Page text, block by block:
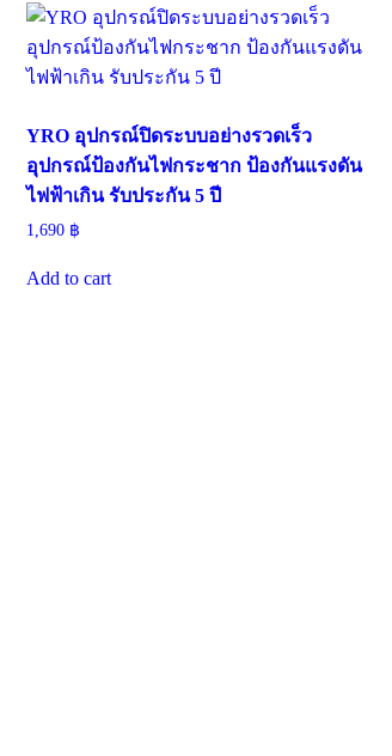
YRO อุปกรณ์ปิดระบบอย่างรวดเร็ว
อุปกรณ์ป้องกันไฟกระชาก ป้องกันแรงดัน
ไฟฟ้าเกิน รับประกัน 5 ปี
1,690 ฿
Add to cart